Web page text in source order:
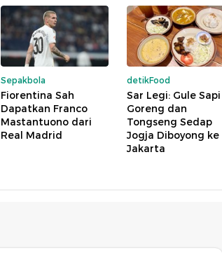
Sepakbola
Fiorentina Sah
Dapatkan Franco
Mastantuono dari
Real Madrid
detikFood
Sar Legi: Gule Sapi
Goreng dan
Tongseng Sedap
Jogja Diboyong ke
Jakarta